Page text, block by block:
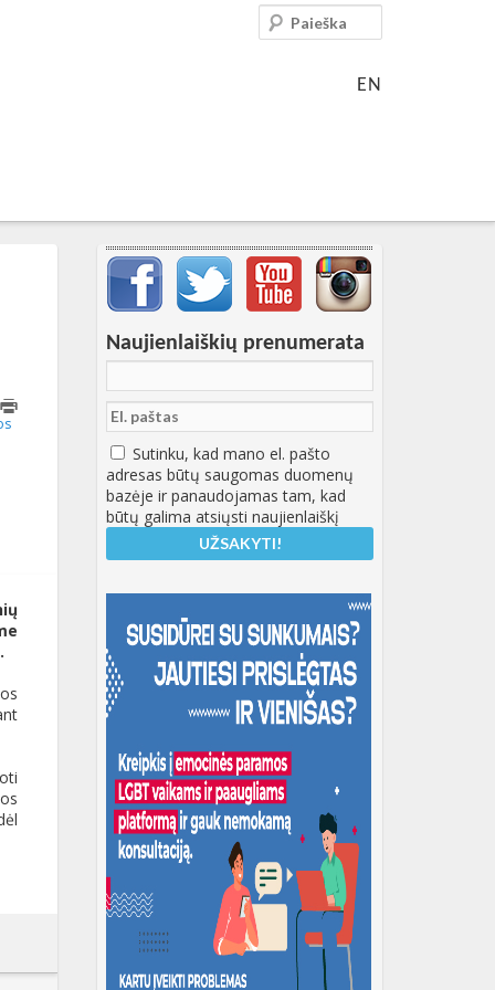
EN
Paieška
Svarbių įrašų meniu
Naujienlaiškių prenumerata
Sutinku, kad mano el. pašto
adresas būtų saugomas duomenų
bazėje ir panaudojamas tam, kad
būtų galima atsiųsti naujienlaiškį